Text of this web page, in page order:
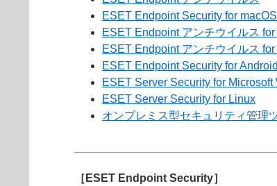
ESET Endpoint Security for macOS
ESET Endpoint アンチウイルス for
ESET Endpoint アンチウイルス
ESET Endpoint Security for Android
ESET Server Security for
ESET Server Security for Linux
オンプレミス型セキュリティ管理
［ESET Endpoint Security］